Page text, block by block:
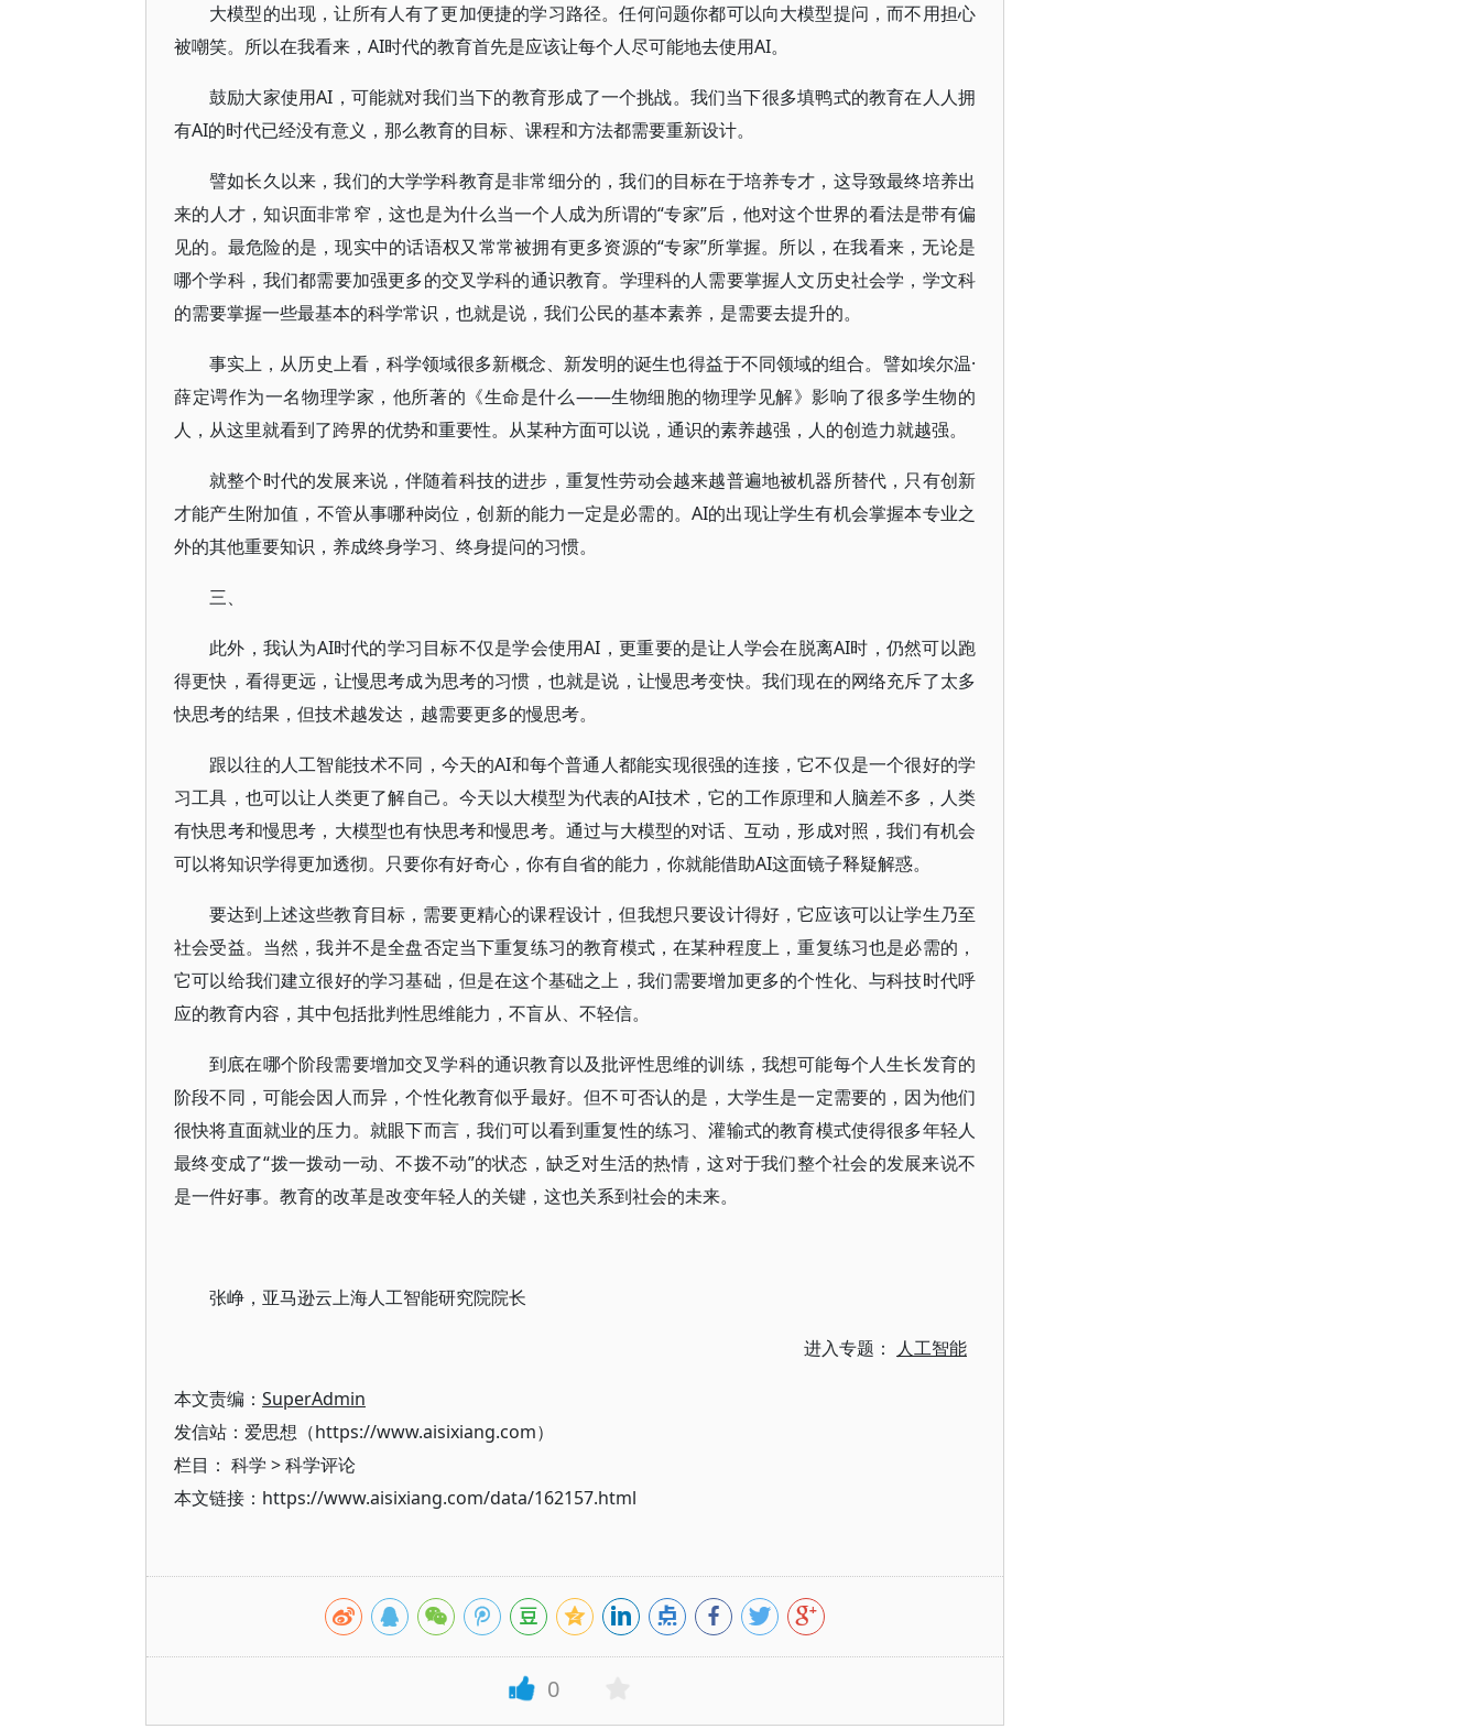
大模型的出现，让所有人有了更加便捷的学习路径。任何问题你都可以向大模型提问，而不用担心
被嘲笑。所以在我看来，AI时代的教育首先是应该让每个人尽可能地去使用AI。
鼓励大家使用AI，可能就对我们当下的教育形成了一个挑战。我们当下很多填鸭式的教育在人人拥
有AI的时代已经没有意义，那么教育的目标、课程和方法都需要重新设计。
譬如长久以来，我们的大学学科教育是非常细分的，我们的目标在于培养专才，这导致最终培养出
来的人才，知识面非常窄，这也是为什么当一个人成为所谓的“专家”后，他对这个世界的看法是带有偏
见的。最危险的是，现实中的话语权又常常被拥有更多资源的“专家”所掌握。所以，在我看来，无论是
哪个学科，我们都需要加强更多的交叉学科的通识教育。学理科的人需要掌握人文历史社会学，学文科
的需要掌握一些最基本的科学常识，也就是说，我们公民的基本素养，是需要去提升的。
事实上，从历史上看，科学领域很多新概念、新发明的诞生也得益于不同领域的组合。譬如埃尔温·
薛定谔作为一名物理学家，他所著的《生命是什么——生物细胞的物理学见解》影响了很多学生物的
人，从这里就看到了跨界的优势和重要性。从某种方面可以说，通识的素养越强，人的创造力就越强。
就整个时代的发展来说，伴随着科技的进步，重复性劳动会越来越普遍地被机器所替代，只有创新
才能产生附加值，不管从事哪种岗位，创新的能力一定是必需的。AI的出现让学生有机会掌握本专业之
外的其他重要知识，养成终身学习、终身提问的习惯。
三、
此外，我认为AI时代的学习目标不仅是学会使用AI，更重要的是让人学会在脱离AI时，仍然可以跑
得更快，看得更远，让慢思考成为思考的习惯，也就是说，让慢思考变快。我们现在的网络充斥了太多
快思考的结果，但技术越发达，越需要更多的慢思考。
跟以往的人工智能技术不同，今天的AI和每个普通人都能实现很强的连接，它不仅是一个很好的学
习工具，也可以让人类更了解自己。今天以大模型为代表的AI技术，它的工作原理和人脑差不多，人类
有快思考和慢思考，大模型也有快思考和慢思考。通过与大模型的对话、互动，形成对照，我们有机会
可以将知识学得更加透彻。只要你有好奇心，你有自省的能力，你就能借助AI这面镜子释疑解惑。
要达到上述这些教育目标，需要更精心的课程设计，但我想只要设计得好，它应该可以让学生乃至
社会受益。当然，我并不是全盘否定当下重复练习的教育模式，在某种程度上，重复练习也是必需的，
它可以给我们建立很好的学习基础，但是在这个基础之上，我们需要增加更多的个性化、与科技时代呼
应的教育内容，其中包括批判性思维能力，不盲从、不轻信。
到底在哪个阶段需要增加交叉学科的通识教育以及批评性思维的训练，我想可能每个人生长发育的
阶段不同，可能会因人而异，个性化教育似乎最好。但不可否认的是，大学生是一定需要的，因为他们
很快将直面就业的压力。就眼下而言，我们可以看到重复性的练习、灌输式的教育模式使得很多年轻人
最终变成了“拨一拨动一动、不拨不动”的状态，缺乏对生活的热情，这对于我们整个社会的发展来说不
是一件好事。教育的改革是改变年轻人的关键，这也关系到社会的未来。
张峥，亚马逊云上海人工智能研究院院长
进入专题： 人工智能
本文责编： SuperAdmin
发信站：爱思想（https://www.aisixiang.com）
栏目： 科学 >科学评论
本文链接：https://www.aisixiang.com/data/162157.html
0